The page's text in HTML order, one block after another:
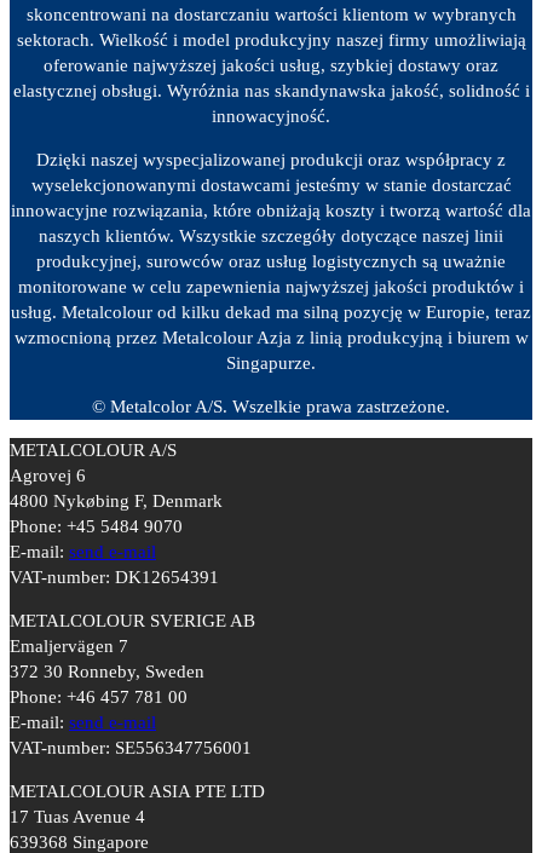
skoncentrowani na dostarczaniu wartości klientom w wybranych
sektorach. Wielkość i model produkcyjny naszej firmy umożliwiają
oferowanie najwyższej jakości usług, szybkiej dostawy oraz
elastycznej obsługi. Wyróżnia nas skandynawska jakość, solidność i
innowacyjność.
Dzięki naszej wyspecjalizowanej produkcji oraz współpracy z
wyselekcjonowanymi dostawcami jesteśmy w stanie dostarczać
innowacyjne rozwiązania, które obniżają koszty i tworzą wartość dla
naszych klientów. Wszystkie szczegóły dotyczące naszej linii
produkcyjnej, surowców oraz usług logistycznych są uważnie
monitorowane w celu zapewnienia najwyższej jakości produktów i
usług. Metalcolour od kilku dekad ma silną pozycję w Europie, teraz
wzmocnioną przez Metalcolour Azja z linią produkcyjną i biurem w
Singapurze.
© Metalcolor A/S. Wszelkie prawa zastrzeżone.
METALCOLOUR A/S
Agrovej 6
4800 Nykøbing F, Denmark
Phone: +45 5484 9070
E-mail: send e-mail
VAT-number: DK12654391
METALCOLOUR SVERIGE AB
Emaljervägen 7
372 30 Ronneby, Sweden
Phone: +46 457 781 00
E-mail: send e-mail
VAT-number: SE556347756001
METALCOLOUR ASIA PTE LTD
17 Tuas Avenue 4
639368 Singapore